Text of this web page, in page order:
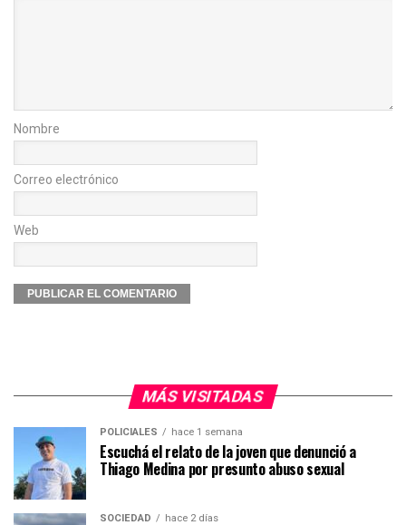
Nombre
Correo electrónico
Web
MÁS VISITADAS
POLICIALES hace 1 semana
Escuchá el relato de la joven que denunció a
Thiago Medina por presunto abuso sexual
SOCIEDAD hace 2 días